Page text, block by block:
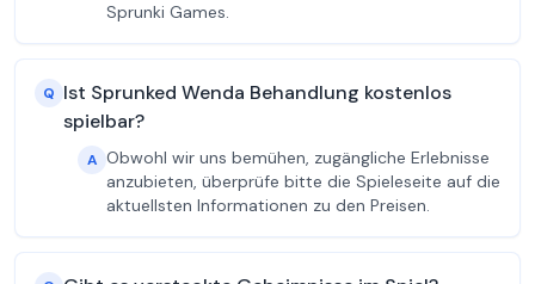
Sprunki Games.
Q Ist Sprunked Wenda Behandlung kostenlos
spielbar?
A Obwohl wir uns bemühen, zugängliche Erlebnisse
anzubieten, überprüfe bitte die Spieleseite auf die
aktuellsten Informationen zu den Preisen.